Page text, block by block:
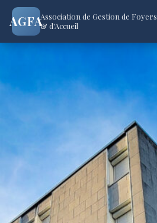
AGFAAssociation de Gestion de Foyers
& d'Accueil